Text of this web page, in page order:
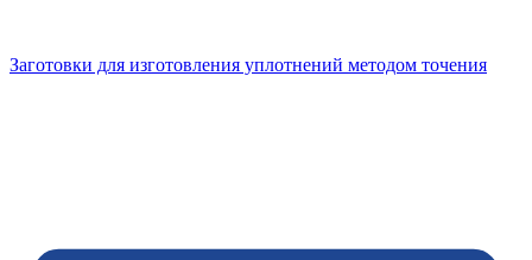
Заготовки для изготовления уплотнений методом точения